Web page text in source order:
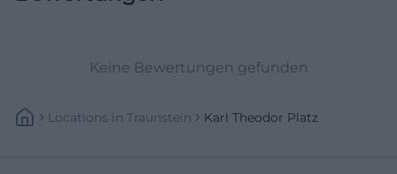
Innenstadtverkehr und schafft Alternativen, falls
weist zudem darauf hin, dass in der Innenstadt eine
Keine Bewertungen gefunden
Locations In Traunstein Karl Theodor Platz